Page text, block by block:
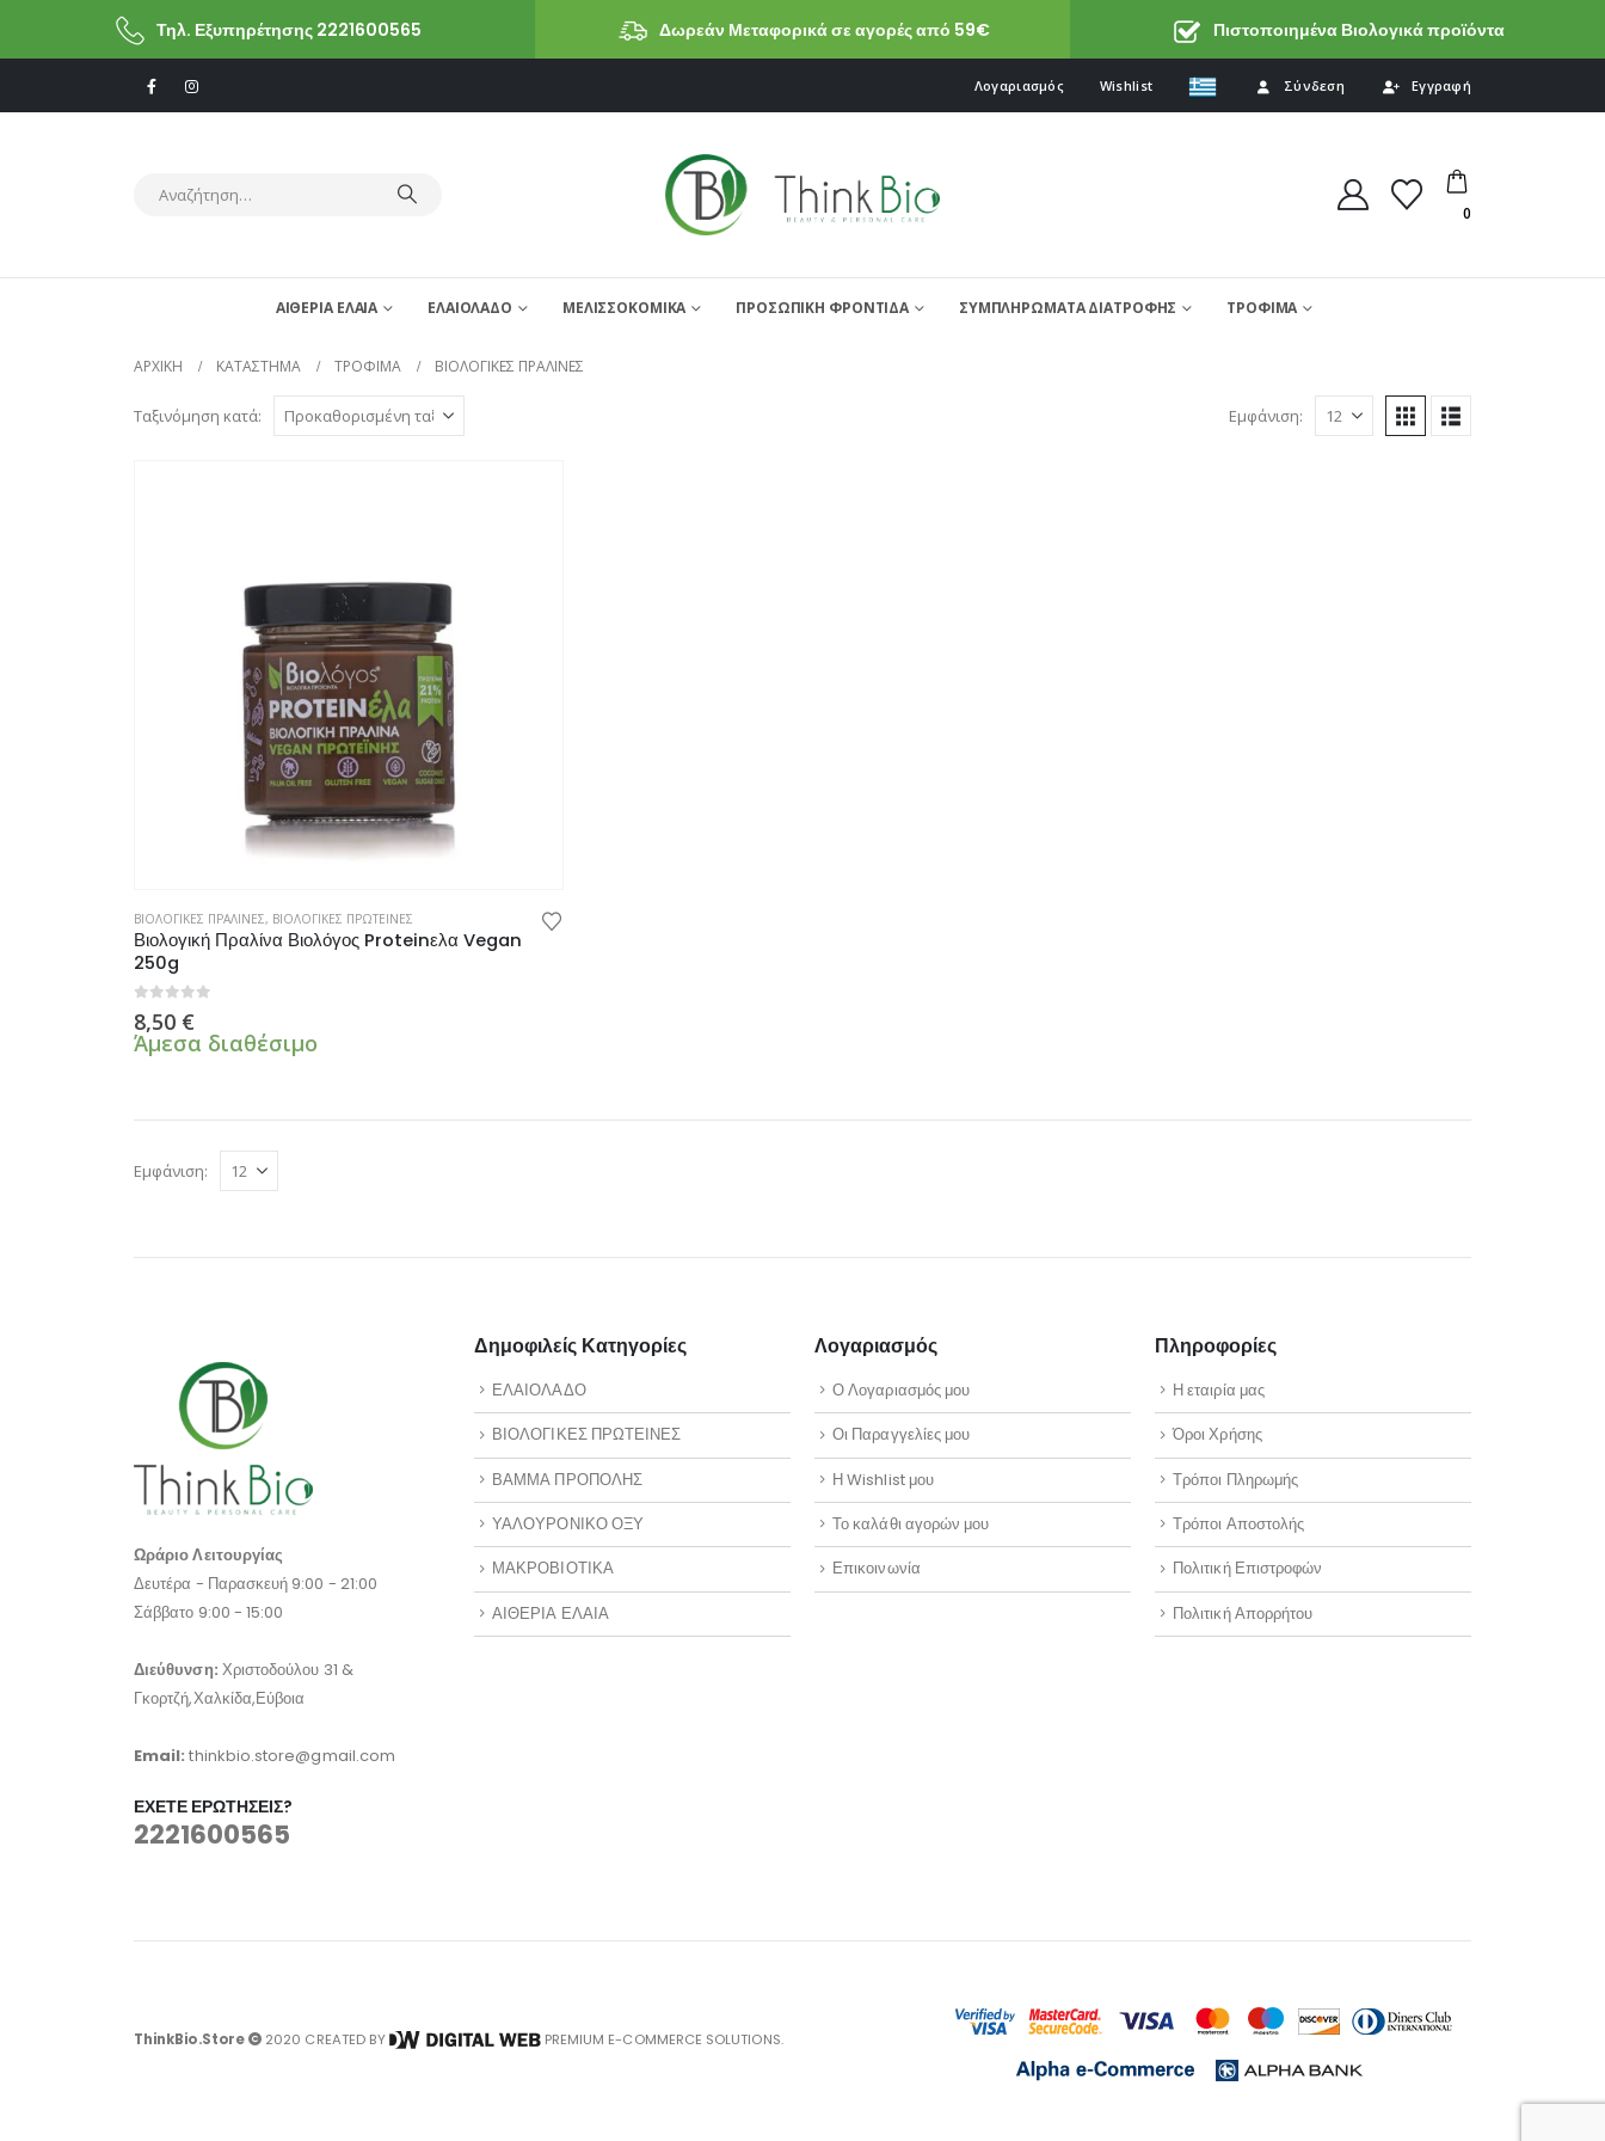
Τηλ. Εξυπηρέτησης 2221600565 Δωρεάν Μεταφορικά σε αγορές από 59€ Πιστοποιημένα Βιολογικά προϊόντα
Λογαριασμός Wishlist Σύνδεση Εγγραφή
0
ΑΙΘΕΡΙΑ ΕΛΑΙΑ ΕΛΑΙΟΛΑΔΟ ΜΕΛΙΣΣΟΚΟΜΙΚΑ ΠΡΟΣΩΠΙΚΗ ΦΡΟΝΤΙΔΑ ΣΥΜΠΛΗΡΩΜΑΤΑ ΔΙΑΤΡΟΦΗΣ ΤΡΟΦΙΜΑ
ΑΡΧΙΚΗ ΚΑΤΆΣΤΗΜΑ ΤΡΟΦΙΜΑ ΒΙΟΛΟΓΙΚΕΣ ΠΡΑΛΙΝΕΣ
Ταξινόμηση κατά: Εμφάνιση:
ΒΙΟΛΟΓΙΚΕΣ ΠΡΑΛΙΝΕΣ, ΒΙΟΛΟΓΙΚΕΣ ΠΡΩΤΕΙΝΕΣ
Βιολογική Πραλίνα Βιολόγος Proteinελα Vegan
250g
8,50 €
Άμεσα διαθέσιμο
Εμφάνιση:
Ωράριο Λειτουργίας
Δευτέρα - Παρασκευή 9:00 - 21:00
Σάββατο 9:00 - 15:00
Διεύθυνση: Χριστοδούλου 31 &
Γκορτζή,Χαλκίδα,Εύβοια
Email:thinkbio.store@gmail.com
ΈΧΕΤΕ ΕΡΩΤΉΣΕΙΣ?
2221600565
Δημοφιλείς Κατηγορίες
ΕΛΑΙΟΛΑΔΟ
ΒΙΟΛΟΓΙΚΕΣ ΠΡΩΤΕΙΝΕΣ
ΒΑΜΜΑ ΠΡΟΠΟΛΗΣ
ΥΑΛΟΥΡΟΝΙΚΟ ΟΞΥ
ΜΑΚΡΟΒΙΟΤΙΚΑ
ΑΙΘΕΡΙΑ ΕΛΑΙΑ
Λογαριασμός
Ο Λογαριασμός μου
Οι Παραγγελίες μου
Η Wishlist μου
Το καλάθι αγορών μου
Επικοινωνία
Πληροφορίες
Η εταιρία μας
Όροι Χρήσης
Τρόποι Πληρωμής
Τρόποι Αποστολής
Πολιτική Επιστροφών
Πολιτική Απορρήτου
ThinkBio.Store 2020 CREATED BY PREMIUM E-COMMERCE SOLUTIONS.